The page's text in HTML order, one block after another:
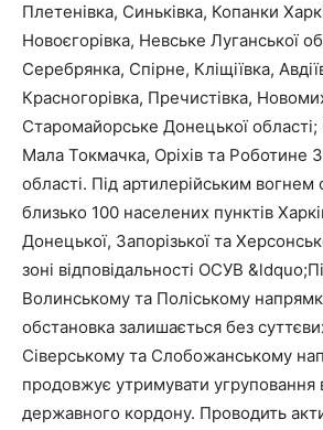
Плетенівка, Синьківка, Копанки
Новоєгорівка, Невське Луганської
Серебрянка, Спірне, Кліщіївка,
Красногорівка, Пречистівка,
Старомайорське Донецької області;
Мала Токмачка, Оріхів та Роботине
області. Під артилерійським
близько 100 населених пунктів
Донецької, Запорізької та
зоні відповідальності ОСУВ
Волинському та Поліському
обстановка залишається без
Сіверському та Слобожанському
продовжує утримувати угруповання
державного кордону. Проводить